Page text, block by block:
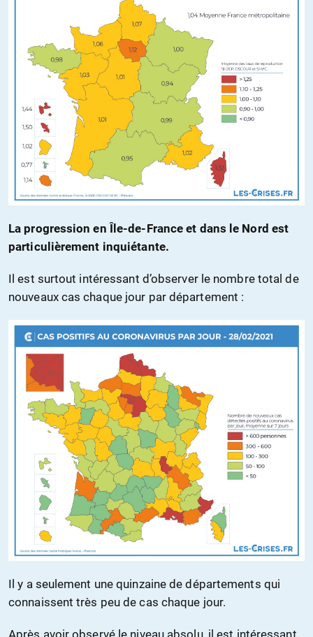
La progression en Île-de-France et dans le Nord est
particulièrement inquiétante.
Il est surtout intéressant d’observer le nombre total de
nouveaux cas chaque jour par département :
Il y a seulement une quinzaine de départements qui
connaissent très peu de cas chaque jour.